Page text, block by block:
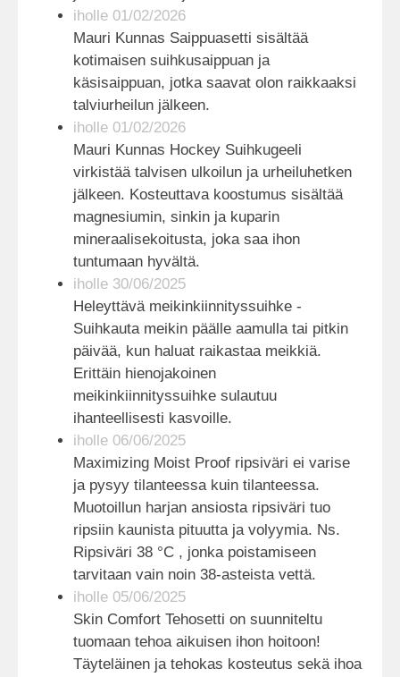
iholle 01/02/2026
Mauri Kunnas Saippuasetti sisältää
kotimaisen suihkusaippuan ja
käsisaippuan, jotka saavat olon raikkaaksi
talviurheilun jälkeen.
iholle 01/02/2026
Mauri Kunnas Hockey Suihkugeeli
virkistää talvisen ulkoilun ja urheiluhetken
jälkeen. Kosteuttava koostumus sisältää
magnesiumin, sinkin ja kuparin
mineraalisekoitusta, joka saa ihon
tuntumaan hyvältä.
iholle 30/06/2025
Heleyttävä meikinkiinnityssuihke -
Suihkauta meikin päälle aamulla tai pitkin
päivää, kun haluat raikastaa meikkiä.
Erittäin hienojakoinen
meikinkiinnityssuihke sulautuu
ihanteellisesti kasvoille.
iholle 06/06/2025
Maximizing Moist Proof ripsiväri ei varise
ja pysyy tilanteessa kuin tilanteessa.
Muotoillun harjan ansiosta ripsiväri tuo
ripsiin kaunista pituutta ja volyymia. Ns.
Ripsiväri 38 °C , jonka poistamiseen
tarvitaan vain noin 38-asteista vettä.
iholle 05/06/2025
Skin Comfort Tehosetti on suunniteltu
tuomaan tehoa aikuisen ihon hoitoon!
Täyteläinen ja tehokas kosteutus sekä ihoa